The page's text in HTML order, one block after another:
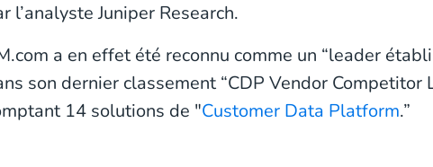
l’analyste Juniper Research.
a en effet été reconnu comme un “leader
son dernier classement “CDP Vendor Competitor
14 solutions de "Customer Data Platform.”